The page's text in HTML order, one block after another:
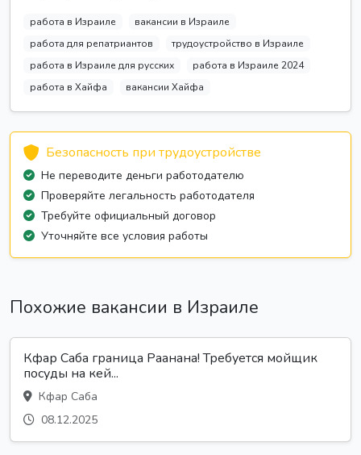
работа в Израиле
вакансии в Израиле
работа для репатриантов
трудоустройство в Израиле
работа в Израиле для русских
работа в Израиле 2024
работа в Хайфа
вакансии Хайфа
Безопасность при трудоустройстве
Не переводите деньги работодателю
Проверяйте легальность работодателя
Требуйте официальный договор
Уточняйте все условия работы
Похожие вакансии в Израиле
Кфар Саба граница Раанана! Требуется мойщик
посуды на кей...
Кфар Саба
08.12.2025